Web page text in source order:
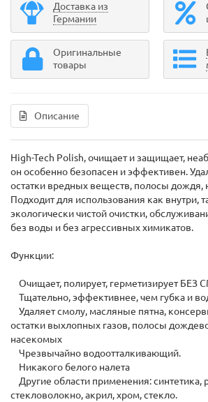
Доставка из
Германии
Оригинальные
товары
Описание
High-Tech Polish, очищает и защищает,
он особенно безопасен и эффективен.
остатки вредных веществ, полосы дождя,
Подходит для использования как внутри,
экологически чистой очистки,
без воды и без агрессивных химикатов.
Функции:
Очищает, полирует, герметизирует БЕЗ
Тщательно, эффективнее, чем губка и
Удаляет смолу, масляные пятна,
остатки выхлопных газов, полосы
насекомых
Чрезвычайно водоотталкивающий.
Никакого белого налета
Другие области применения: синтетика,
стекловолокно, акрил, хром, стекло.